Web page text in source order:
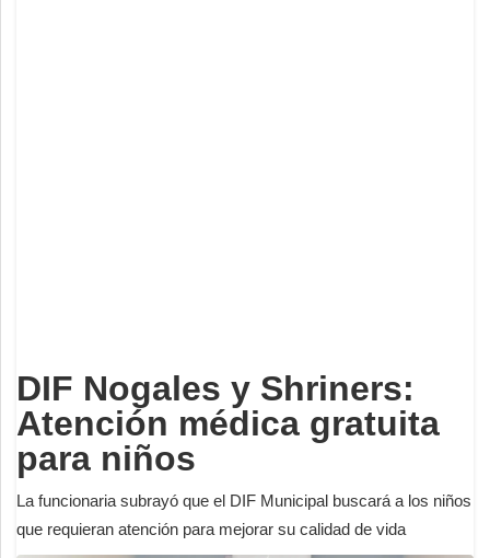
DIF Nogales y Shriners:
Atención médica gratuita
para niños
La funcionaria subrayó que el DIF Municipal buscará a los niños
que requieran atención para mejorar su calidad de vida